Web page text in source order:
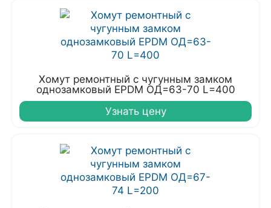
Хомут ремонтный с чугунным замком
однозамковый EPDM ОД=63-70 L=400
Узнать цену